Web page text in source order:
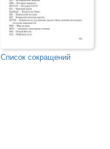
Список сокращений